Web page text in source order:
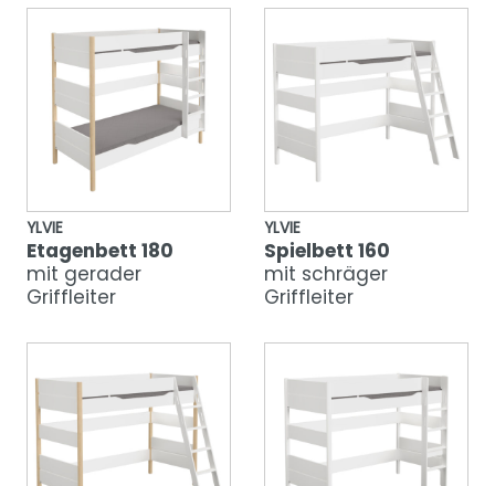
YLVIE
Etagenbett 180
mit gerader
Griffleiter
YLVIE
Spielbett 160
mit schräger
Griffleiter